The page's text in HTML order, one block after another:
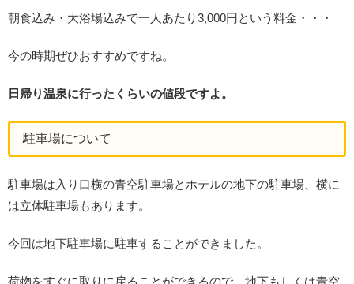
朝食込み・大浴場込みで一人あたり3,000円という料金・・・
今の時期ぜひおすすめですね。
日帰り温泉に行ったくらいの値段ですよ。
駐車場について
駐車場は入り口横の青空駐車場とホテルの地下の駐車場、横に
は立体駐車場もあります。
今回は地下駐車場に駐車することができました。
荷物をすぐに取りに戻ることができるので、地下もしくは青空